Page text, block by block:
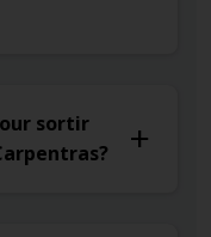
sortir